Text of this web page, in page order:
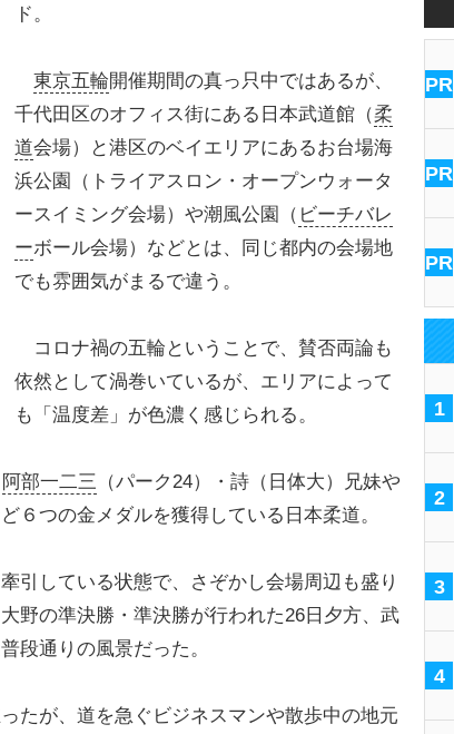
ド。
東京五輪開催期間の真っ只中ではあるが、
千代田区のオフィス街にある日本武道館（柔
道会場）と港区のベイエリアにあるお台場海
浜公園（トライアスロン・オープンウォータ
ースイミング会場）や潮風公園（ ビーチバレ
ーボール会場）などとは、同じ都内の会場地
でも雰囲気がまるで違う。
コロナ禍の五輪ということで、賛否両論も
依然として渦巻いているが、エリアによって
も「温度差」が色濃く感じられる。
阿部一二三 （パーク24）・詩（日体大）兄妹や
６つの金メダルを獲得している日本柔道。
引している状態で、さぞかし会場周辺も盛り
野の準決勝・準決勝が行われた26日夕方、武
段通りの風景だった。
たが、道を急ぐビジネスマンや散歩中の地元
PR
PR
PR
1
2
3
4